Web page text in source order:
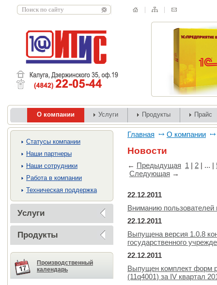
О компании Услуги Продукты Прайс
Cтатусы компании
Наши партнеры
Наши сотрудники
Работа в компании
Техническая поддержка
Услуги
Продукты
Производственный
календарь
Главная О компании
Новости
← Предыдущая 1 | 2 | ... |
Следующая →
22.12.2011
Вниманию пользователей
22.12.2011
Выпущена версия 1.0.8
государственного
22.12.2011
Выпущен комплект форм
(11q4001) за IV квартал